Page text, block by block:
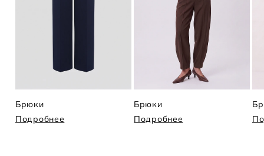
Брюки
Подробнее
Брюки
Подробнее